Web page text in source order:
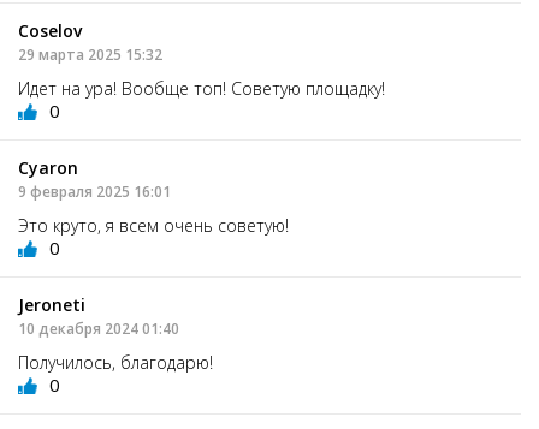
Coselov
29 марта 2025 15:32
Идет на ура! Вообще топ! Советую площадку!
0
Cyaron
9 февраля 2025 16:01
Это круто, я всем очень советую!
0
Jeroneti
10 декабря 2024 01:40
Получилось, благодарю!
0